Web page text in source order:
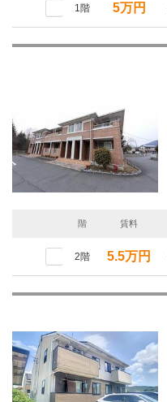
1階 5万円
階 賃料
2階 5.5万円